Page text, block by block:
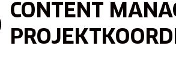
CONTENT